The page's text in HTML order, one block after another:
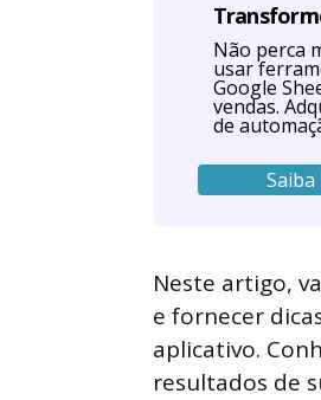
Não perca
usar
Google
vendas.
de
Saiba
Neste artigo,
e fornecer
aplicativo.
resultados de